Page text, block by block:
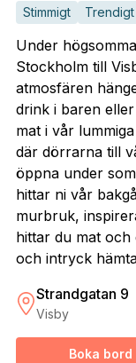
Stimmigt Trendigt
Under
Stockholm till
atmosfären
drink i baren
mat i vår
där dörrarna till
öppna under
hittar ni vår
murbruk,
hittar du mat och
och intryck
Strandgatan 9
Visby
Boka bord